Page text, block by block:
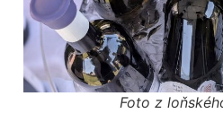
Foto z